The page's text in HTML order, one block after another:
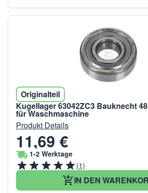
Originalteil
Kugellager 63042ZC3 Bauknecht
für Waschmaschine
Produkt Details
11,69 €
1-2 Werktage
(1)
IN DEN